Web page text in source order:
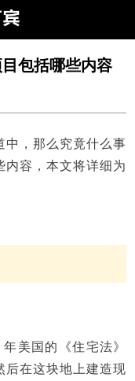
包括哪些内容
中，那么究竟什么事
内容，本文将详细为
美国的《住宅法》
后在这块地上建造现